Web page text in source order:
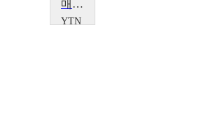
매운 고추, 영양이 많을까?
YTN